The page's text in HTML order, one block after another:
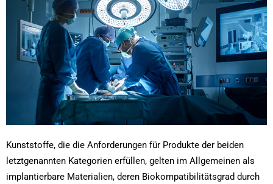
Kunststoffe, die die Anforderungen für Produkte der beiden
letztgenannten Kategorien erfüllen, gelten im Allgemeinen als
implantierbare Materialien, deren Biokompatibilitätsgrad durch